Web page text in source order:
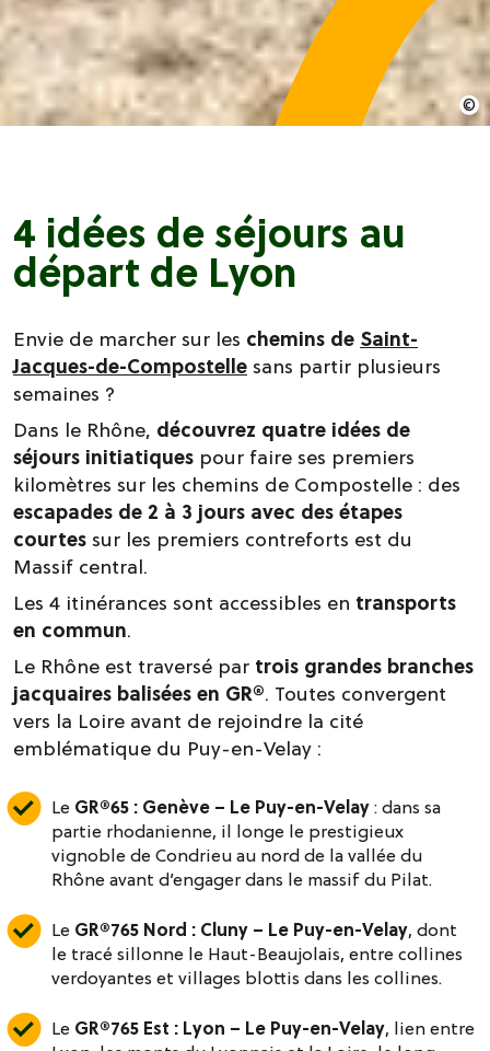
4 idées de séjours au
départ de Lyon
Envie de marcher sur les chemins de Saint-
Jacques-de-Compostelle sans partir plusieurs
semaines ?
Dans le Rhône, découvrez quatre idées de
séjours initiatiques pour faire ses premiers
kilomètres sur les chemins de Compostelle : des
escapades de 2 à 3 jours avec des étapes
courtes sur les premiers contreforts est du
Massif central.
Les 4 itinérances sont accessibles en transports
en commun.
Le Rhône est traversé par trois grandes branches
jacquaires balisées en GR®. Toutes convergent
vers la Loire avant de rejoindre la cité
emblématique du Puy-en-Velay :
Le GR®65 : Genève – Le Puy-en-Velay: dans sa
partie rhodanienne, il longe le prestigieux
vignoble de Condrieu au nord de la vallée du
Rhône avant d’engager dans le massif du Pilat.
Le GR®765 Nord : Cluny – Le Puy-en-Velay, dont
le tracé sillonne le Haut-Beaujolais, entre collines
verdoyantes et villages blottis dans les collines.
Le GR®765 Est : Lyon – Le Puy-en-Velay, lien entre